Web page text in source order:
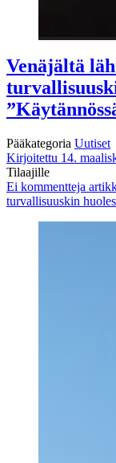
Venäjältä
Pääkategoria Uutiset
Kirjoitettu 14.
Tilaajille
Ei kommentteja
turvallisuuskin